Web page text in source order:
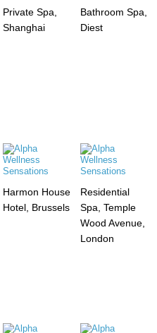
Private Spa,
Shanghai
Bathroom Spa,
Diest
Harmon House
Hotel, Brussels
Residential
Spa, Temple
Wood Avenue,
London